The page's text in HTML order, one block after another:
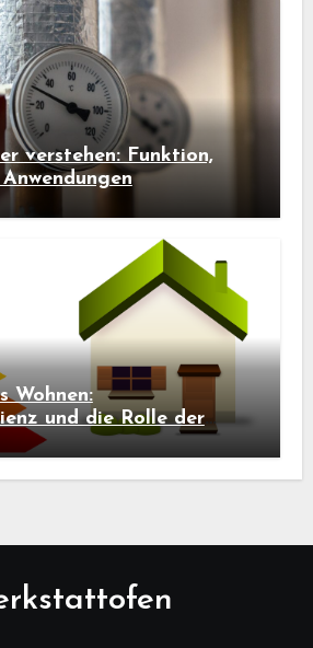
verstehen: Funktion,
Wohnen:
und die Rolle der